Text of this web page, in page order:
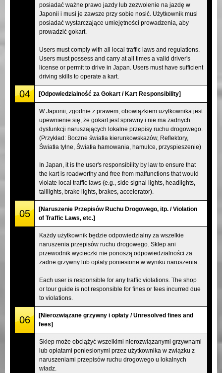
posiadać ważne prawo jazdy lub zezwolenie na jazdę w
Japonii i musi je zawsze przy sobie nosić. Użytkownik musi
posiadać wystarczające umiejętności prowadzenia, aby
prowadzić gokart.
Users must comply with all local traffic laws and regulations.
Users must possess and carry at all times a valid driver's
license or permit to drive in Japan. Users must have sufficient
driving skills to operate a kart.
04 [Odpowiedzialność za Gokart / Kart Responsibility]
W Japonii, zgodnie z prawem, obowiązkiem użytkownika jest
upewnienie się, że gokart jest sprawny i nie ma żadnych
dysfunkcji naruszających lokalne przepisy ruchu drogowego.
(Przykład: Boczne światła kierunkowskazów, Reflektory,
Światła tylne, Światła hamowania, hamulce, przyspieszenie)
In Japan, it is the user's responsibility by law to ensure that
the kart is roadworthy and free from malfunctions that would
violate local traffic laws (e.g., side signal lights, headlights,
taillights, brake lights, brakes, accelerator).
05
[Naruszenie Przepisów Ruchu Drogowego, itp. / Violation
of Traffic Laws, etc.]
Każdy użytkownik będzie odpowiedzialny za wszelkie
naruszenia przepisów ruchu drogowego. Sklep ani
przewodnik wycieczki nie ponoszą odpowiedzialności za
żadne grzywny lub opłaty poniesione w wyniku naruszenia.
Each user is responsible for any traffic violations. The shop
or tour guide is not responsible for fines or fees incurred due
to violations.
06
[Nierozwiązane grzywny i opłaty / Unresolved fines and
fees]
Sklep może obciążyć wszelkimi nierozwiązanymi grzywnami
lub opłatami poniesionymi przez użytkownika w związku z
naruszeniami przepisów ruchu drogowego u lokalnych
władz.